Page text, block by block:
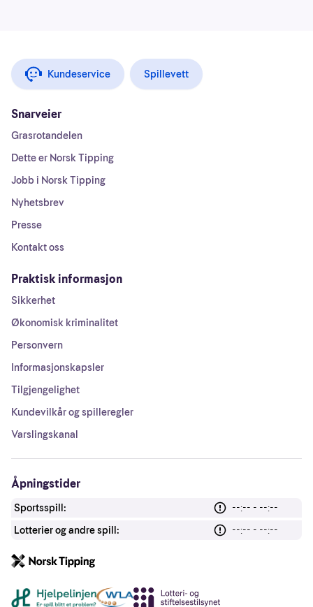
Kundeservice Spillevett
Snarveier
Grasrotandelen
Dette er Norsk Tipping
Jobb i Norsk Tipping
Nyhetsbrev
Presse
Kontakt oss
Praktisk informasjon
Sikkerhet
Økonomisk kriminalitet
Personvern
Informasjonskapsler
Tilgjengelighet
Kundevilkår og spilleregler
Varslingskanal
Åpningstider
Sportsspill:
--:-- - --:--
Lotterier og andre spill:
--:-- - --:--
Andre lenker